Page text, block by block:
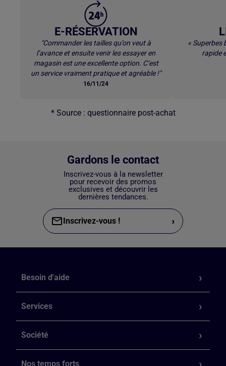
E-RÉSERVATION
"Commander les tailles qu’on veut à
l’avance et ensuite venir les essayer en
magasin est une excellente option. C’est
un service vraiment pratique et agréable !"
16/11/24
« Superbes
rapide
* Source : questionnaire post-achat
Gardons le contact
Inscrivez-vous à la newsletter
pour recevoir des promos
exclusives et découvrir les
dernières tendances.
Inscrivez-vous ! ›
Besoin d'aide
Services
Société
Nos temps forts